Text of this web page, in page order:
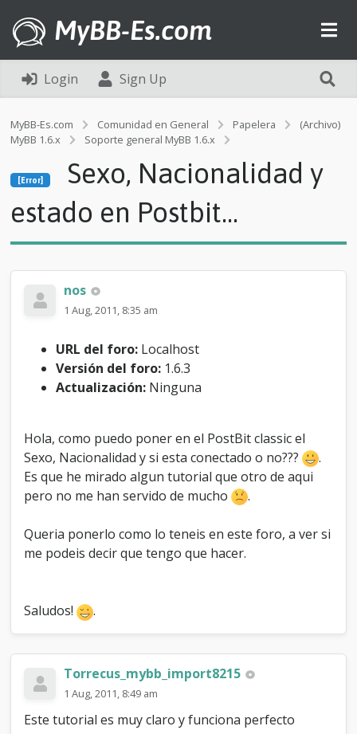
MyBB-Es.com
Login Sign Up
MyBB-Es.com Comunidad en General Papelera
(Archivo)
MyBB 1.6.x
Soporte general MyBB 1.6.x
S
e
N
c
e
s
t
a
d
e
n
P
i
t
.
[Error]
Sexo, Nacionalidad y
estado en Postbit...
nos
1 Aug, 2011, 8:35 am
URL del foro: Localhost
Versión del foro: 1.6.3
Actualización: Ninguna
Hola, como puedo poner en el PostBit classic el
Sexo, Nacionalidad y si esta conectado o no???
.
Es que he mirado algun tutorial que otro de aqui
pero no me han servido de mucho
.
Queria ponerlo como lo teneis en este foro, a ver si
me podeis decir que tengo que hacer.
Saludos! .
Torrecus_mybb_import8215
1 Aug, 2011, 8:49 am
Este tutorial es muy claro y funciona perfecto